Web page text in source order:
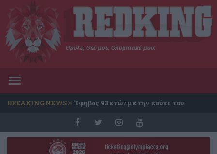
Θρύλε, Θεέ μου, Ολυμπιακέ μου!
Toggle
BREAKING NEWS Έφηβος 93 ετών με την κούπα του